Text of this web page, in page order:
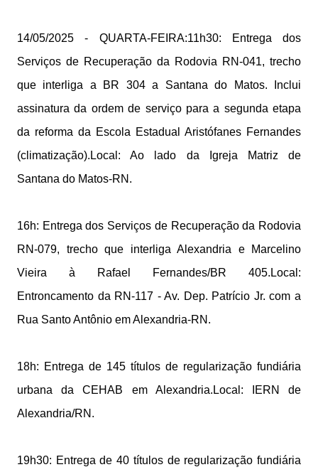
14/05/2025 - QUARTA-FEIRA:11h30: Entrega dos
Serviços de Recuperação da Rodovia RN-041, trecho
que interliga a BR 304 a Santana do Matos. Inclui
assinatura da ordem de serviço para a segunda etapa
da reforma da Escola Estadual Aristófanes Fernandes
(climatização).Local: Ao lado da Igreja Matriz de
Santana do Matos-RN.
16h: Entrega dos Serviços de Recuperação da Rodovia
RN-079, trecho que interliga Alexandria e Marcelino
Vieira à Rafael Fernandes/BR 405.Local:
Entroncamento da RN-117 - Av. Dep. Patrício Jr. com a
Rua Santo Antônio em Alexandria-RN.
18h: Entrega de 145 títulos de regularização fundiária
urbana da CEHAB em Alexandria.Local: IERN de
Alexandria/RN.
19h30: Entrega de 40 títulos de regularização fundiária